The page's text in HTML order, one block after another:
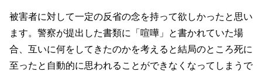
被害者に対して一定の反省の念を持って欲しかったと思い
ます。警察が提出した書類に「喧嘩」と書かれていた場
合、互いに何をしてきたのかを考えると結局のところ死に
至ったと自動的に思われることができなくなってしまうで